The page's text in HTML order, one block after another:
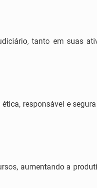
tanto em suas
responsável e
aumentando a